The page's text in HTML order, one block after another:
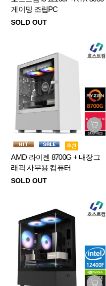
게이밍 조립PC
SOLD OUT
AMD 라이젠 8700G + 내장그
래픽 사무용 컴퓨터
SOLD OUT